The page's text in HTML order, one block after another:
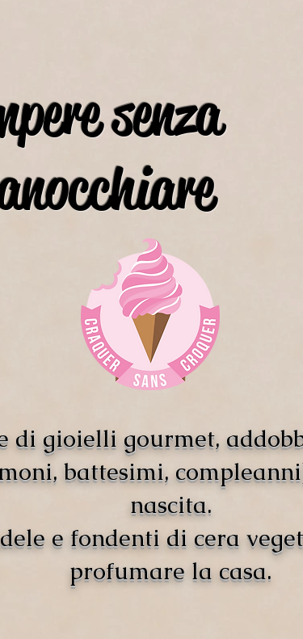
senza
di gioielli gourmet,
battesimi,
nascita.
e fondenti di cera
profumare la casa.